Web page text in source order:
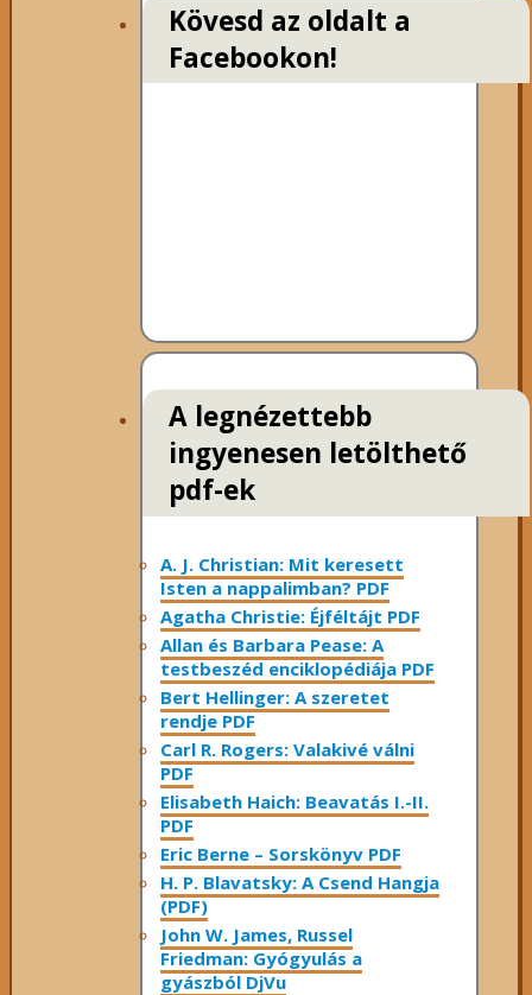
Kövesd az oldalt a
Facebookon!
A legnézettebb
ingyenesen letölthető
pdf-ek
A. J. Christian: Mit keresett
Isten a nappalimban? PDF
Agatha Christie: Éjféltájt PDF
Allan és Barbara Pease: A
testbeszéd enciklopédiája PDF
Bert Hellinger: A ​szeretet
rendje PDF
Carl R. Rogers: Valakivé válni
PDF
Elisabeth Haich: Beavatás I.-II.
PDF
Eric Berne – Sorskönyv PDF
H. P. Blavatsky: A Csend Hangja
(PDF)
John W. James, Russel
Friedman: Gyógyulás a
gyászból DjVu